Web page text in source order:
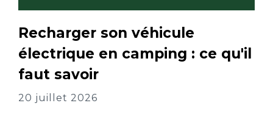
Recharger son véhicule
électrique en camping : ce qu'il
faut savoir
20 juillet 2026